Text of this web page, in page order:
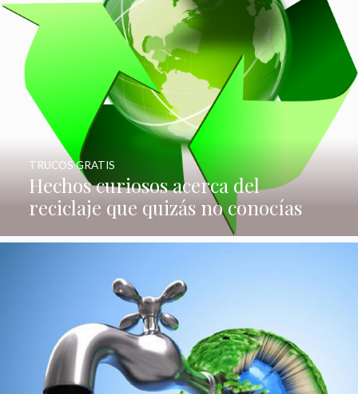
Hechos curiosos acerca del
reciclaje que quizás no conocías
TRUCOS GRATIS